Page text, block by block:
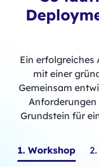
Ein
mit einer
Gemeinsam
Grundstein für
1. Workshop